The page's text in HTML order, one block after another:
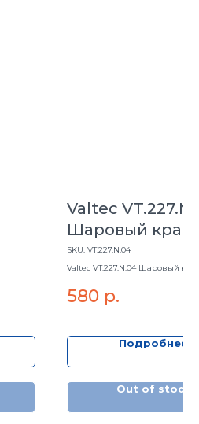
Valtec
Шаровый кран
сгоном В/Н 1/2"
SKU: VT.227.N.04
Valtec VT.227.N.04 Шаровый
580 р.
Подробнее
Out of stock